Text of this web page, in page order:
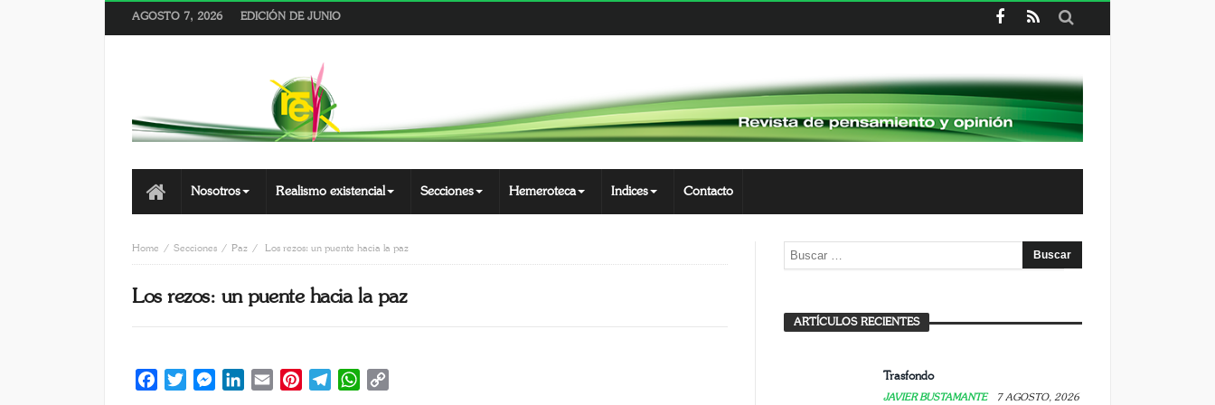
AGOSTO 7, 2026 EDICIÓN DE JUNIO
Nosotros Realismo existencial Secciones Hemeroteca Indices Contacto
Home Secciones Paz Los rezos: un puente hacia la paz
Los rezos: un puente hacia la paz
FacebookTwitterMessengerLinkedIn
Email PinterestTelegramWhatsApp
ARTÍCULOS RECIENTES
JAVIER BUSTAMANTE 7 AGOSTO, 2026
Trasfondo
JAVIER BUSTAMANTE 7 AGOSTO, 2026